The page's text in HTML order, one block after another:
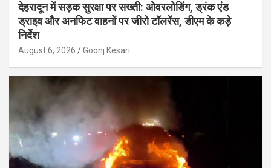
देहरादून में सड़क सुरक्षा पर सख्ती: ओवरलोडिंग, ड्रंक एंड
ड्राइव और अनफिट वाहनों पर जीरो टॉलरेंस, डीएम के कड़े
निर्देश
August 6, 2026 Goonj Kesari